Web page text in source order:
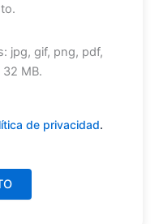
jpg, gif, png, pdf,
MB.
de privacidad.